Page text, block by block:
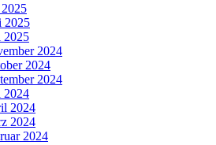
2025
2025
2024
2024
2024
2024
2024
2024
2024